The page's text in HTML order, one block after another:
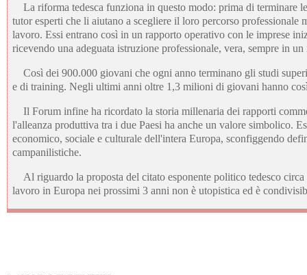
La riforma tedesca funziona in questo modo: prima di terminare
tutor esperti che li aiutano a scegliere il loro percorso
lavoro. Essi entrano così in un rapporto operativo con le imprese
ricevendo una adeguata istruzione professionale, vera, sempre in
Così dei 900.000 giovani che ogni anno terminano gli studi
e di training. Negli ultimi anni oltre 1,3 milioni di giovani hanno
Il Forum infine ha ricordato la storia millenaria dei rapporti
l'alleanza produttiva tra i due Paesi ha anche un valore simbolico.
economico, sociale e culturale dell'intera Europa, sconfiggendo
campanilistiche.
Al riguardo la proposta del citato esponente politico tedesco
lavoro in Europa nei prossimi 3 anni non è utopistica ed è